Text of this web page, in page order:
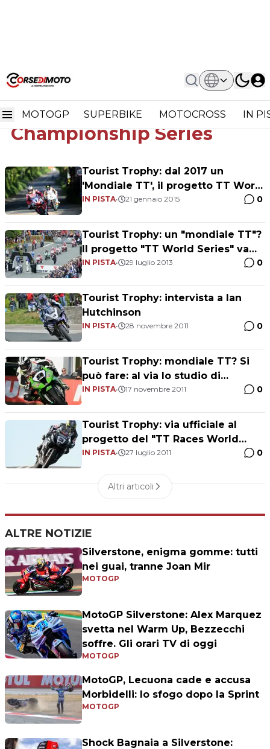
MOTOGP SUPERBIKE MOTOCROSS IN
Home TT Races World Championship Series
TT Races World
Championship Series
Tourist Trophy: dal 2017 un
'Mondiale TT', il progetto TT World
Series si farà
IN PISTA• 21 gennaio 2015 0
Tourist Trophy: un "mondiale TT"?
Il progetto "TT World Series" va
avanti
IN PISTA• 29 luglio 2013 0
Tourist Trophy: intervista a Ian
Hutchinson
IN PISTA• 28 novembre 2011 0
Tourist Trophy: mondiale TT? Si
può fare: al via lo studio di
fattibilità del progetto
IN PISTA• 17 novembre 2011 0
Tourist Trophy: via ufficiale al
progetto del "TT Races World
Championship Series"
IN PISTA• 27 luglio 2011 0
Altri articoli
ALTRE NOTIZIE
Silverstone, enigma gomme: tutti
nei guai, tranne Joan Mir
MOTOGP
MotoGP Silverstone: Alex Marquez
svetta nel Warm Up, Bezzecchi
soffre. Gli orari TV di oggi
MOTOGP
MotoGP, Lecuona cade e accusa
Morbidelli: lo sfogo dopo la Sprint
MOTOGP
Shock Bagnaia a Silverstone: